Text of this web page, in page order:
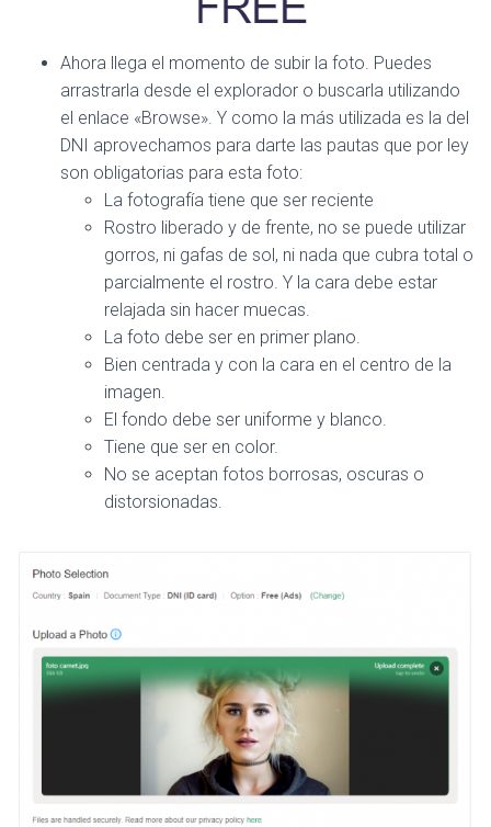
Ahora llega el momento de subir la foto. Puedes
arrastrarla desde el explorador o buscarla utilizando
el enlace «Browse». Y como la más utilizada es la del
DNI aprovechamos para darte las pautas que por ley
son obligatorias para esta foto:
La fotografía tiene que ser reciente
Rostro liberado y de frente, no se puede utilizar
gorros, ni gafas de sol, ni nada que cubra total o
parcialmente el rostro. Y la cara debe estar
relajada sin hacer muecas.
La foto debe ser en primer plano.
Bien centrada y con la cara en el centro de la
imagen.
El fondo debe ser uniforme y blanco.
Tiene que ser en color.
No se aceptan fotos borrosas, oscuras o
distorsionadas.